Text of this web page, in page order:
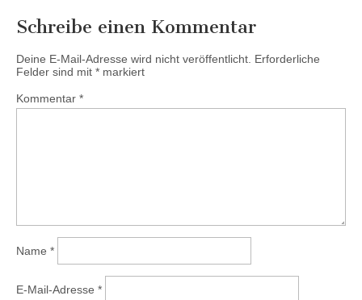
Schreibe einen Kommentar
Deine E-Mail-Adresse wird nicht veröffentlicht. Erforderliche
Felder sind mit * markiert
Kommentar *
Name *
E-Mail-Adresse *